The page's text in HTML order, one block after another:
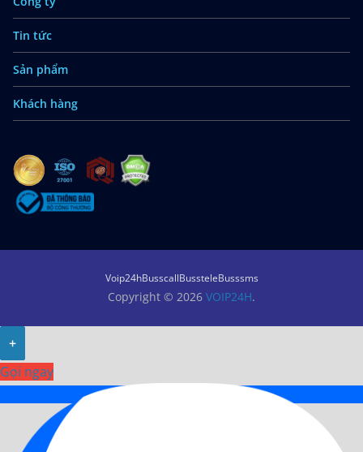
Tin tức
Sản phẩm
Khách hàng
Voip24hBusscallBussteleBusssms
Copyright © 2026 VOIP24H.
+
Gọi ngay